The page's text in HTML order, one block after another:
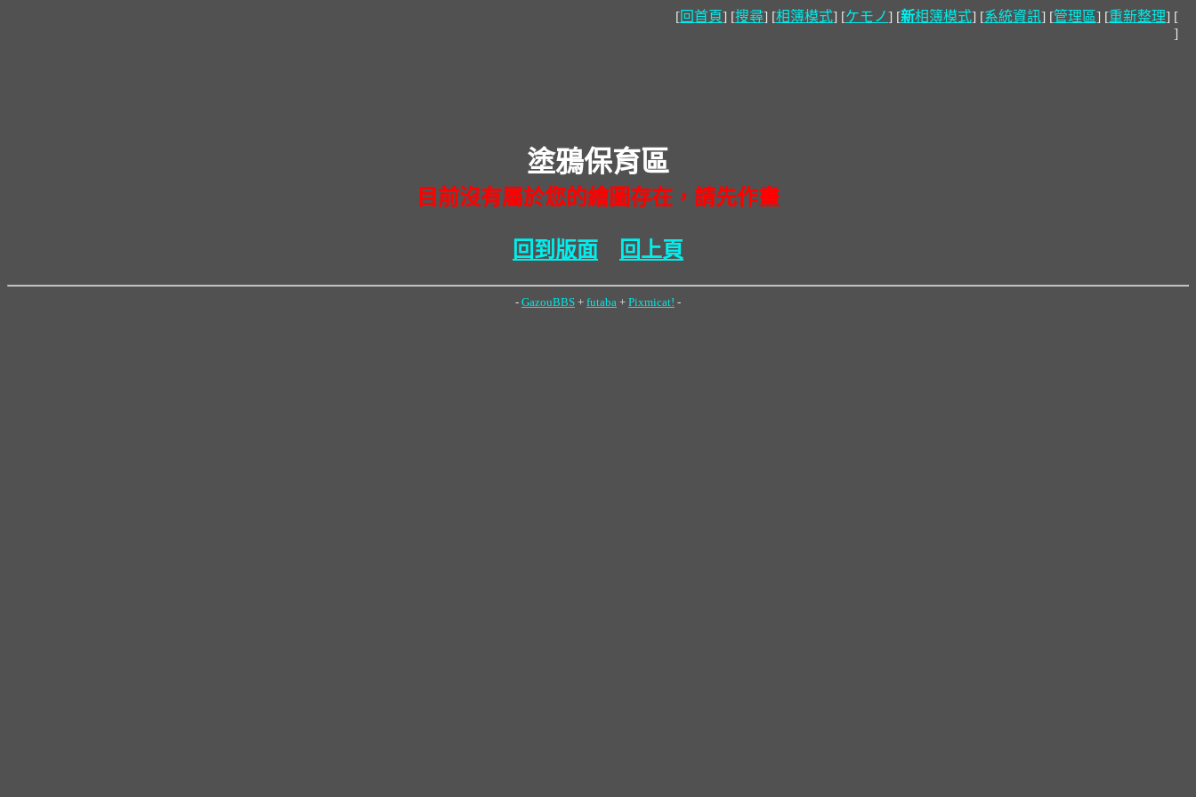
[回首頁] [搜尋] [相簿模式] [ケモノ] [新相簿模式] [系統資訊] [管理區] [重新整理] [
]
塗鴉保育區
目前沒有屬於您的繪圖存在，請先作畫
回到版面 回上頁
- GazouBBS + futaba + Pixmicat! -